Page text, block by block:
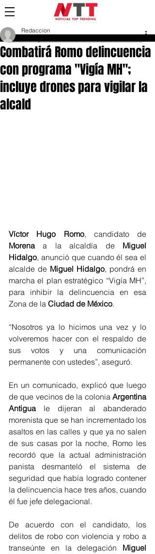
Combatirá Romo delincuencia
con programa "Vigía MH";
incluye drones para vigilar la
alcald
Redaccion
Víctor Hugo Romo
Morena a la alcaldía de Miguel
Hidalgo, anunció que cuando él sea el
alcalde de Miguel Hidalgo, pondrá en
marcha el plan estratégico “Vigía MH”,
para inhibir la delincuencia en esa
Zona de la Ciudad de México.
“Nosotros ya lo hicimos una vez y lo
volveremos hacer con el respaldo de
sus votos y una comunicación
permanente con ustedes”, aseguró.
En un comunicado, explicó que luego
de que vecinos de la colonia Argentina
Antigua le dijeran al abanderado
morenista que se han incrementado los
asaltos en las calles y que ya no salen
de sus casas por la noche, Romo les
recordó que la actual administración
panista desmanteló el sistema de
seguridad que había logrado contener
la delincuencia hace tres años, cuando
él fue jefe delegacional.
De acuerdo con el candidato, los
delitos de robo con violencia y robo a
transeúnte en la delegación Miguel